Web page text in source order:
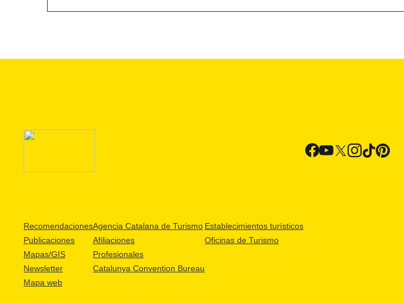
Recomendaciones
Publicaciones
Mapas/GIS
Newsletter
Mapa web
Agencia Catalana de Turismo
Afiliaciones
Profesionales
Catalunya Convention Bureau
Establecimientos turísticos
Oficinas de Turismo